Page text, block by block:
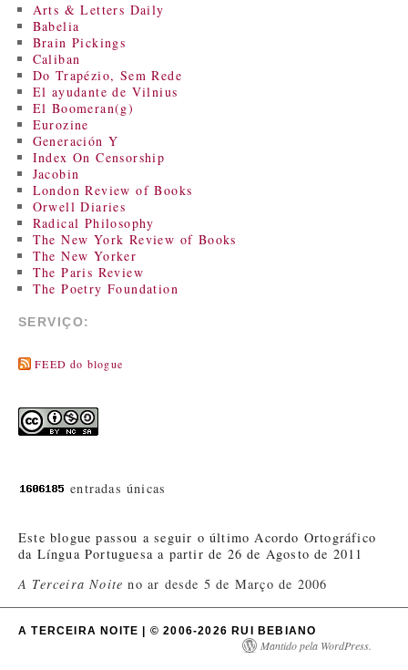
Arts & Letters Daily
Babelia
Brain Pickings
Caliban
Do Trapézio, Sem Rede
El ayudante de Vilnius
El Boomeran(g)
Eurozine
Generación Y
Index On Censorship
Jacobin
London Review of Books
Orwell Diaries
Radical Philosophy
The New York Review of Books
The New Yorker
The Paris Review
The Poetry Foundation
SERVIÇO:
FEED do blogue
entradas únicas
Este blogue passou a seguir o último Acordo Ortográfico
da Língua Portuguesa a partir de 26 de Agosto de 2011
A Terceira Noite no ar desde 5 de Março de 2006
A TERCEIRA NOITE | © 2006-2026 RUI BEBIANO
Mantido pela WordPress.